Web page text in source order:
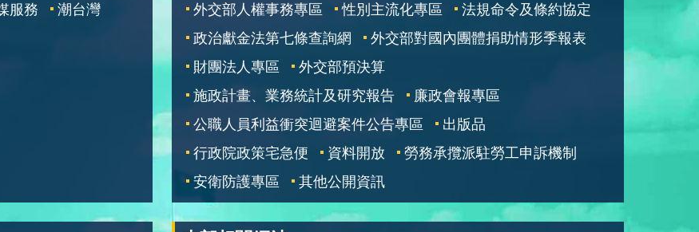
服務 潮台灣 外交部人權事務專區 性別主流化專區
法規命令及條約協定
政治獻金法第七條查詢網
外交部對國內團體捐助情形季報表
財團法人專區
外交部預決算
施政計畫、業務統計及研究報告
廉政會報專區
公職人員利益衝突迴避案件公告專區
出版品
行政院政策宅急便
資料開放
勞務承攬派駐勞工申訴機制
安衛防護專區
其他公開資訊